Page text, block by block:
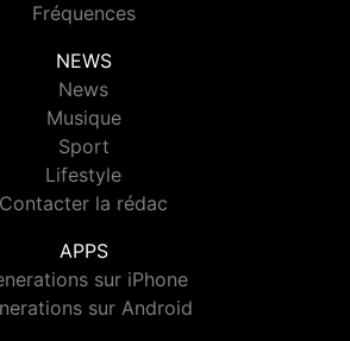
Fréquences
NEWS
News
Musique
Sport
Lifestyle
Contacter la rédac
APPS
sur iPhone
sur Android